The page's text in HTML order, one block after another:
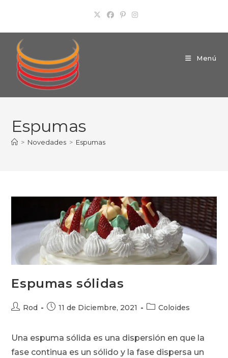
contenido
Menú
Espumas
> Novedades > Espumas
Espumas sólidas
Autor
entrada:
Rod
Publicación
entrada:
11 de Diciembre, 2021
Categoría
entrada:
Coloides
Una espuma sólida es una dispersión en que la
fase continua es un sólido y la fase dispersa un